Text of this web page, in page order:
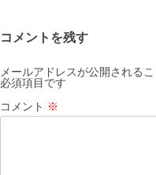
ン
コメントを残す
メールアドレスが公開されるこ
必須項目です
コメント ※